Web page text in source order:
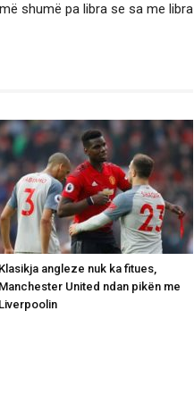
shumë pa libra se sa me libra
Klasikja angleze nuk ka fitues,
Manchester United ndan pikën me
Liverpoolin